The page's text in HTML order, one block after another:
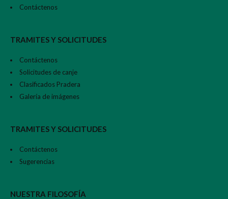
Contáctenos
TRAMITES Y SOLICITUDES
Contáctenos
Solicitudes de canje
Clasificados Pradera
Galería de imágenes
TRAMITES Y SOLICITUDES
Contáctenos
Sugerencias
NUESTRA FILOSOFÍA